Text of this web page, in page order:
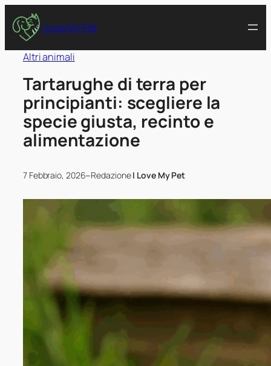
I Love My Pet
Altri animali
Tartarughe di terra per
principianti: scegliere la
specie giusta, recinto e
alimentazione
7 Febbraio, 2026–RedazioneI Love My Pet